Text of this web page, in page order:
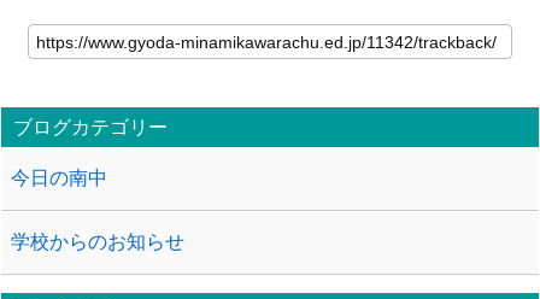
ブログカテゴリー
今日の南中
学校からのお知らせ